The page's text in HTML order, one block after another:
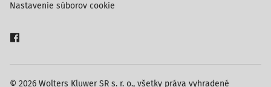
© 2026 Wolters Kluwer SR s. r. o., všetky práva vyhradené
Nastavenie súborov cookie